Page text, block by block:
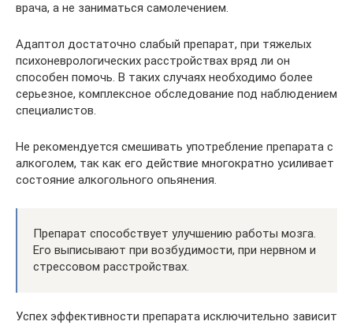
врача, а не заниматься самолечением.
Адаптол достаточно слабый препарат, при тяжелых
психоневрологических расстройствах вряд ли он
способен помочь. В таких случаях необходимо более
серьезное, комплексное обследование под наблюдением
специалистов.
Не рекомендуется смешивать употребление препарата с
алкоголем, так как его действие многократно усиливает
состояние алкогольного опьянения.
Препарат способствует улучшению работы мозга.
Его выписывают при возбудимости, при нервном и
стрессовом расстройствах.
Успех эффективности препарата исключительно зависит